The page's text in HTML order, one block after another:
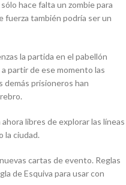
hace falta un zombie para
fuerza también podría ser un
la partida en el pabellón
partir de ese momento las
demás prisioneros han
libres de explorar las líneas
la ciudad.
cartas de evento. Reglas
de Esquiva para usar con